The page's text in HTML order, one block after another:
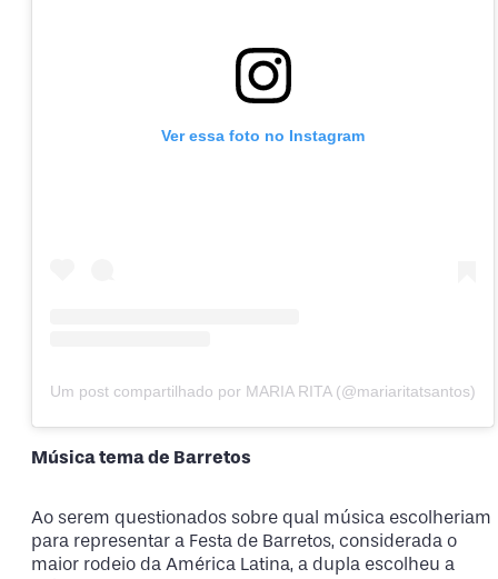
Ver essa foto no Instagram
Um post compartilhado por MARIA RITA (@mariaritatsantos)
Música tema de Barretos
Ao serem questionados sobre qual música escolheriam
para representar a Festa de Barretos, considerada o
maior rodeio da América Latina, a dupla escolheu a